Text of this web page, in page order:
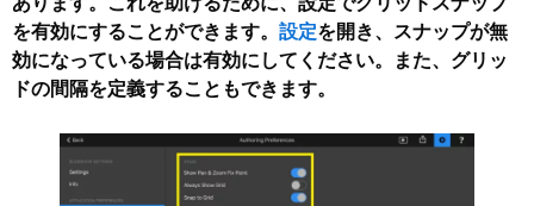
を有効にすることができます。 設定を開き、スナップが無
効になっている場合は有効にしてください。また、グリッ
ドの間隔を定義することもできます。